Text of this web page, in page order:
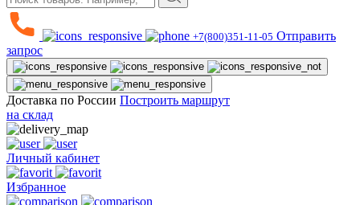
+7(800)351-11-05 Отправить
запрос
Доставка по России Построить маршрут
на склад
Личный кабинет
Избранное